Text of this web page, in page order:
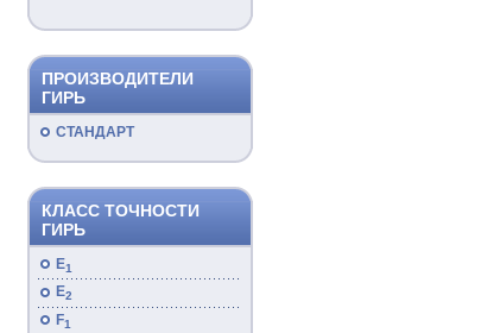
ПРОИЗВОДИТЕЛИ
ГИРЬ
СТАНДАРТ
КЛАСС ТОЧНОСТИ
ГИРЬ
E1
E2
F1